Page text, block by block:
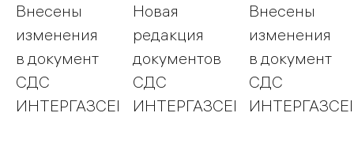
Внесены
изменения
в документ
СДС
ИНТЕРГАЗСЕРТ
Новая
редакция
документов
СДС
ИНТЕРГАЗСЕРТ
Внесены
изменения
в документ
СДС